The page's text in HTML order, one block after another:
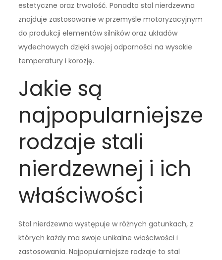
estetyczne oraz trwałość. Ponadto stal nierdzewna
znajduje zastosowanie w przemyśle motoryzacyjnym
do produkcji elementów silników oraz układów
wydechowych dzięki swojej odporności na wysokie
temperatury i korozję.
Jakie są
najpopularniejsze
rodzaje stali
nierdzewnej i ich
właściwości
Stal nierdzewna występuje w różnych gatunkach, z
których każdy ma swoje unikalne właściwości i
zastosowania. Najpopularniejsze rodzaje to stal